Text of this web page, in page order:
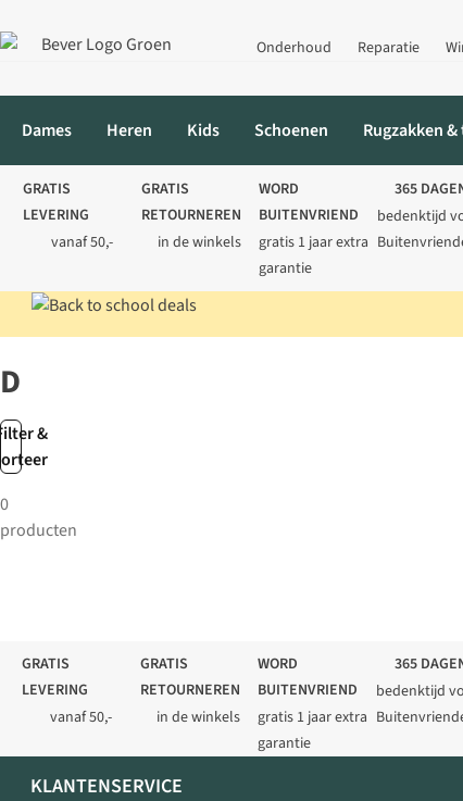
Onderhoud Reparatie
Dames Heren Kids Schoenen Rugzakken &
GRATIS
LEVERING
vanaf 50,-
GRATIS
RETOURNEREN
in de winkels
WORD
BUITENVRIEND
gratis 1 jaar extra
garantie
365
bedenktijd
&
Defa
0
producten
GRATIS
LEVERING
vanaf 50,-
GRATIS
RETOURNEREN
in de winkels
WORD
BUITENVRIEND
gratis 1 jaar extra
garantie
365
bedenktijd
KLANTENSERVICE